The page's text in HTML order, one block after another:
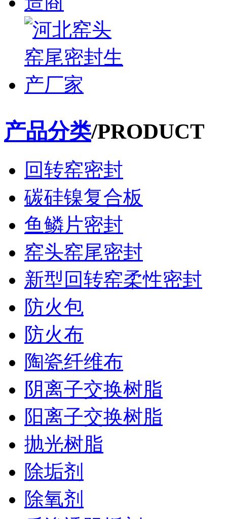
产品分类/PRODUCT
回转窑密封
碳硅镍复合板
鱼鳞片密封
窑头窑尾密封
新型回转窑柔性密封
防火包
防火布
陶瓷纤维布
阴离子交换树脂
阳离子交换树脂
抛光树脂
除垢剂
除氧剂